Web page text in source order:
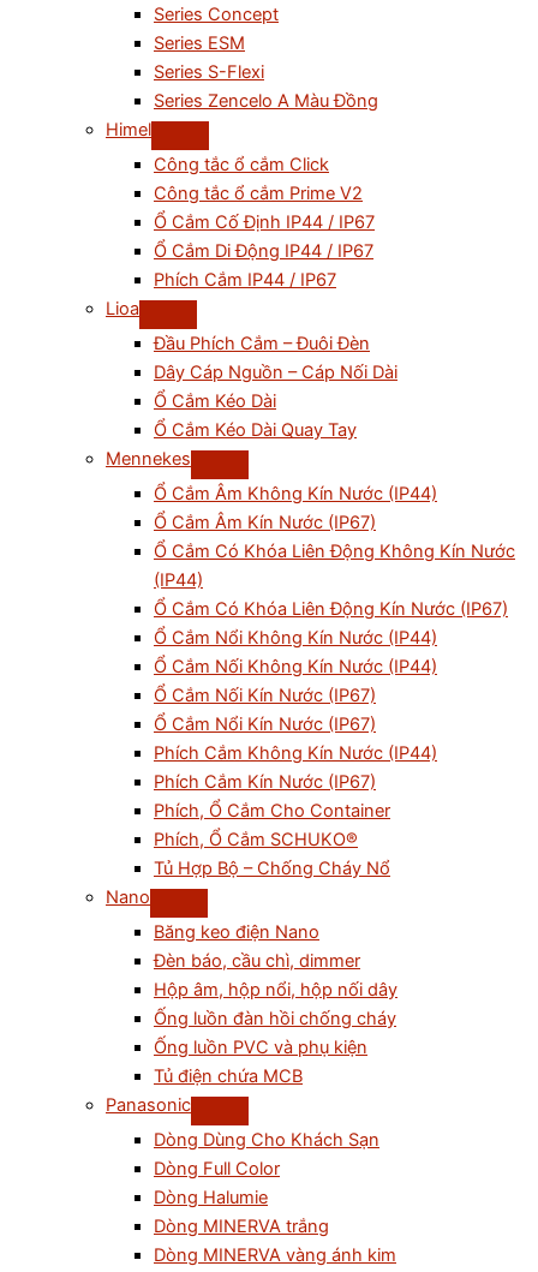
Series Concept
Series ESM
Series S-Flexi
Series Zencelo A Màu Đồng
Himel
Công tắc ổ cắm Click
Công tắc ổ cắm Prime V2
Ổ Cắm Cố Định IP44 / IP67
Ổ Cắm Di Động IP44 / IP67
Phích Cắm IP44 / IP67
Lioa
Đầu Phích Cắm – Đuôi Đèn
Dây Cáp Nguồn – Cáp Nối Dài
Ổ Cắm Kéo Dài
Ổ Cắm Kéo Dài Quay Tay
Mennekes
Ổ Cắm Âm Không Kín Nước (IP44)
Ổ Cắm Âm Kín Nước (IP67)
Ổ Cắm Có Khóa Liên Động Không Kín Nước
(IP44)
Ổ Cắm Có Khóa Liên Động Kín Nước (IP67)
Ổ Cắm Nổi Không Kín Nước (IP44)
Ổ Cắm Nối Không Kín Nước (IP44)
Ổ Cắm Nối Kín Nước (IP67)
Ổ Cắm Nổi Kín Nước (IP67)
Phích Cắm Không Kín Nước (IP44)
Phích Cắm Kín Nước (IP67)
Phích, Ổ Cắm Cho Container
Phích, Ổ Cắm SCHUKO®
Tủ Hợp Bộ – Chống Cháy Nổ
Nano
Băng keo điện Nano
Đèn báo, cầu chì, dimmer
Hộp âm, hộp nổi, hộp nối dây
Ống luồn đàn hồi chống cháy
Ống luồn PVC và phụ kiện
Tủ điện chứa MCB
Panasonic
Dòng Dùng Cho Khách Sạn
Dòng Full Color
Dòng Halumie
Dòng MINERVA trắng
Dòng MINERVA vàng ánh kim